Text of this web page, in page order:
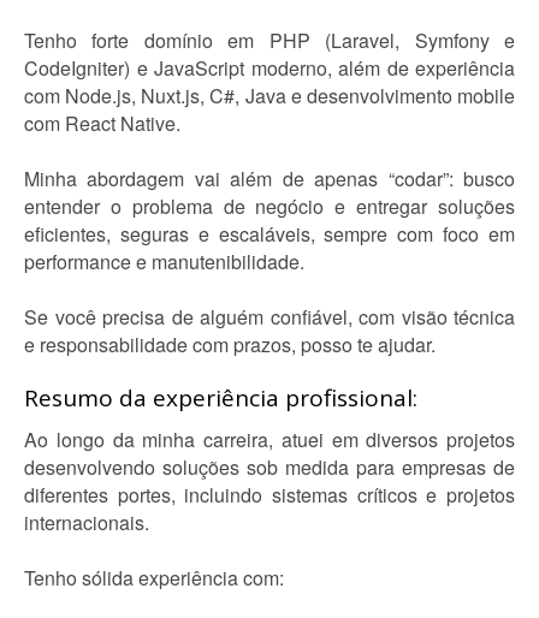
Tenho forte domínio em PHP (Laravel, Symfony e
CodeIgniter) e JavaScript moderno, além de experiência
com Node.js, Nuxt.js, C#, Java e desenvolvimento mobile
com React Native.
Minha abordagem vai além de apenas “codar”: busco
entender o problema de negócio e entregar soluções
eficientes, seguras e escaláveis, sempre com foco em
performance e manutenibilidade.
Se você precisa de alguém confiável, com visão técnica
e responsabilidade com prazos, posso te ajudar.
Resumo da experiência profissional:
Ao longo da minha carreira, atuei em diversos projetos
desenvolvendo soluções sob medida para empresas de
diferentes portes, incluindo sistemas críticos e projetos
internacionais.
Tenho sólida experiência com: